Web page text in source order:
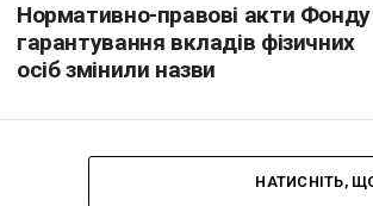
Нормативно-правові акти Фонду
гарантування вкладів фізичних
осіб змінили назви
НАТИСНІТЬ,